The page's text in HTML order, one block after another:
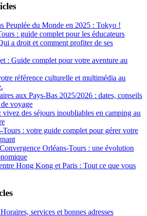
Peuplée du Monde en 2025 : Tokyo !
: guide complet pour les éducateurs
a droit et comment profiter de ses
: Guide complet pour votre aventure au
référence culturelle et multimédia au
aux Pays-Bas 2025/2026 : dates, conseils
voyage
vivez des séjours inoubliables en camping au
: votre guide complet pour gérer votre
Orléans-Tours : une évolution
Hong Kong et Paris : Tout ce que vous
services et bonnes adresses